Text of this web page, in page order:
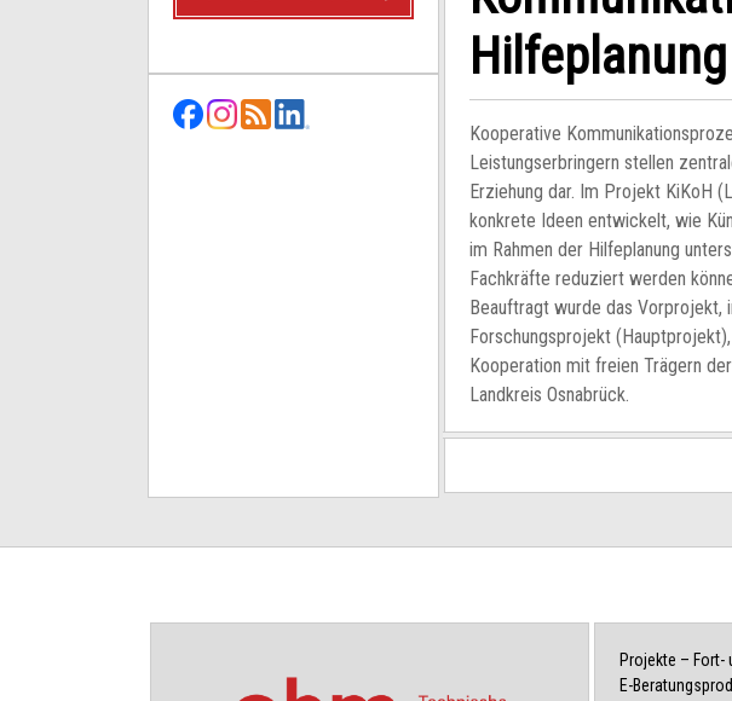
Hilfeplanung
Kooperative
Leistungserbringern stellen
Erziehung dar. Im Projekt KiKoH
konkrete Ideen entwickelt, wie
im Rahmen der Hilfeplanung
Fachkräfte reduziert werden
Beauftragt wurde das Vorprojekt,
Forschungsprojekt
Kooperation mit freien Trägern
Landkreis Osnabrück.
Projekte – Fort-
E-